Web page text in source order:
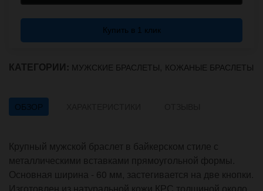
Купить в 1 клик
КАТЕГОРИИ: МУЖСКИЕ БРАСЛЕТЫ, КОЖАНЫЕ БРАСЛЕТЫ
ОБЗОР
Крупный мужской браслет в байкерском стиле с
металлическими вставками прямоугольной формы.
Основная ширина - 60 мм, застегивается на две кнопки.